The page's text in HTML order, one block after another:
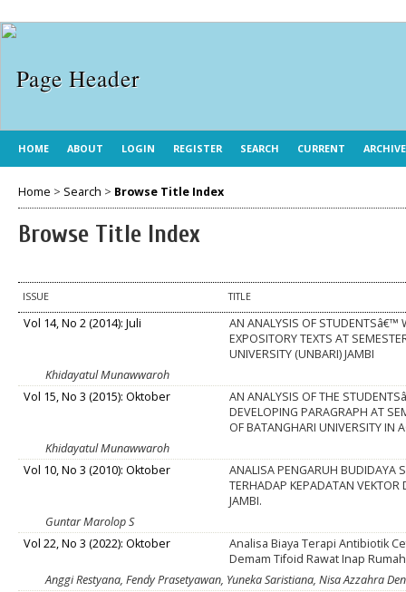
HOME ABOUT LOGIN REGISTER SEARCH CURRENT
Home > Search > Browse Title Index
Browse Title Index
ISSUE TITLE
Vol 14, No 2 (2014): Juli
AN ANALYSIS OF STUDENTSâ€™
EXPOSITORY TEXTS AT
UNIVERSITY (UNBARI) JAMBI
Khidayatul Munawwaroh
Vol 15, No 3 (2015): Oktober
AN ANALYSIS OF THE
DEVELOPING PARAGRAPH AT
OF BATANGHARI UNIVERSITY IN
Khidayatul Munawwaroh
Vol 10, No 3 (2010): Oktober
ANALISA PENGARUH BUDIDAYA
TERHADAP KEPADATAN
JAMBI.
Guntar Marolop S
Vol 22, No 3 (2022): Oktober
Analisa Biaya Terapi Antibiotik
Demam Tifoid Rawat Inap
Anggi Restyana, Fendy Prasetyawan, Yuneka Saristiana, Nisa Azzahra